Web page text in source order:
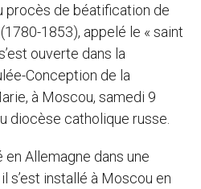
procès de béatification de
1853), appelé le « saint
ouverte dans la
Conception de la
à Moscou, samedi 9
diocèse catholique russe.
Allemagne dans une
s’est installé à Moscou en